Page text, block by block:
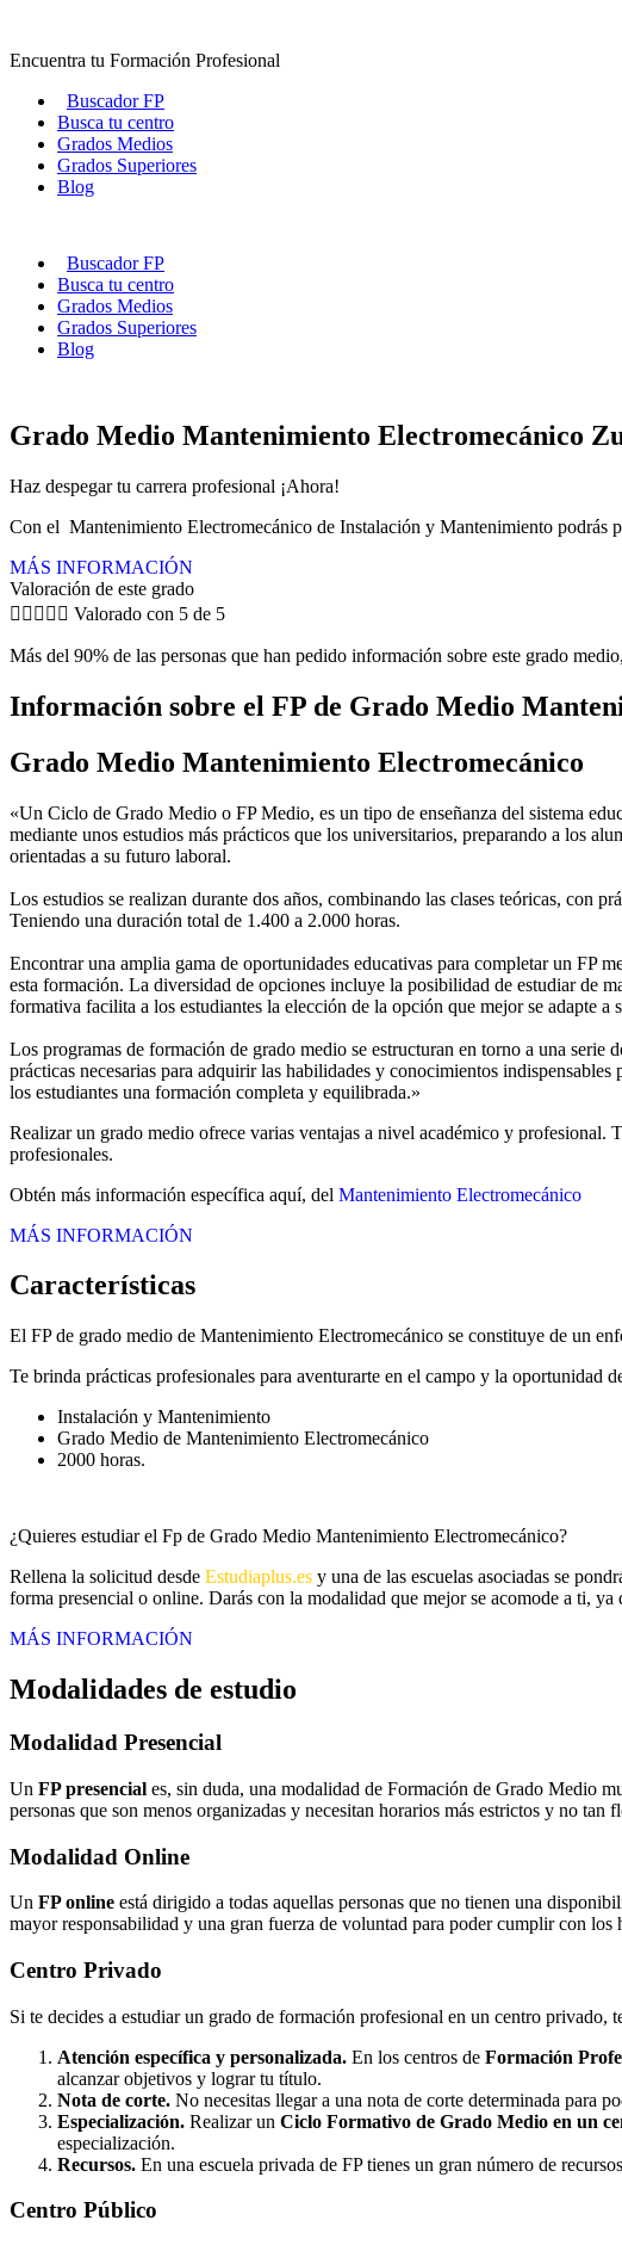
contenido
Encuentra tu Formación Profesional
Buscador FP
Busca tu centro
Grados Medios
Grados Superiores
Blog
Buscador FP
Busca tu centro
Grados Medios
Grados Superiores
Blog
Grado Medio Mantenimiento Electromecánico
Haz despegar tu carrera profesional ¡Ahora!
Con el Mantenimiento Electromecánico de Instalación y Mantenimiento podrás
MÁS INFORMACIÓN
Valoración de este grado
     Valorado con 5 de 5
Más del 90% de las personas que han pedido información sobre este grado
Información sobre el FP de Grado Medio
Grado Medio Mantenimiento Electromecánico
«Un Ciclo de Grado Medio o FP Medio, es un tipo de enseñanza del sistema
mediante unos estudios más prácticos que los universitarios, preparando a los
orientadas a su futuro laboral.
Los estudios se realizan durante dos años, combinando las clases teóricas, con
Teniendo una duración total de 1.400 a 2.000 horas.
Encontrar una amplia gama de oportunidades educativas para completar un FP
esta formación. La diversidad de opciones incluye la posibilidad de estudiar de
formativa facilita a los estudiantes la elección de la opción que mejor se adapte a
Los programas de formación de grado medio se estructuran en torno a una
prácticas necesarias para adquirir las habilidades y conocimientos
los estudiantes una formación completa y equilibrada.»
Realizar un grado medio ofrece varias ventajas a nivel académico y
profesionales.
Obtén más información específica aquí, del Mantenimiento Electromecánico
MÁS INFORMACIÓN
Características
El FP de grado medio de Mantenimiento Electromecánico se constituye de un
Te brinda prácticas profesionales para aventurarte en el campo y la oportunidad
Instalación y Mantenimiento
Grado Medio de Mantenimiento Electromecánico
2000 horas.
¿Quieres estudiar el Fp de Grado Medio Mantenimiento Electromecánico?
Rellena la solicitud desde Estudiaplus.es y una de las escuelas asociadas se
forma presencial o online. Darás con la modalidad que mejor se acomode a ti,
MÁS INFORMACIÓN
Modalidades de estudio
Modalidad Presencial
Un FP presencial es, sin duda, una modalidad de Formación de Grado Medio
personas que son menos organizadas y necesitan horarios más estrictos y no tan
Modalidad Online
Un FP online está dirigido a todas aquellas personas que no tienen una
mayor responsabilidad y una gran fuerza de voluntad para poder cumplir con los
Centro Privado
Si te decides a estudiar un grado de formación profesional en un centro privado,
Atención específica y personalizada. En los centros de Formación
alcanzar objetivos y lograr tu título.
Nota de corte. No necesitas llegar a una nota de corte determinada para
Especialización. Realizar un Ciclo Formativo de Grado Medio en un
especialización.
Recursos. En una escuela privada de FP tienes un gran número de
Centro Público